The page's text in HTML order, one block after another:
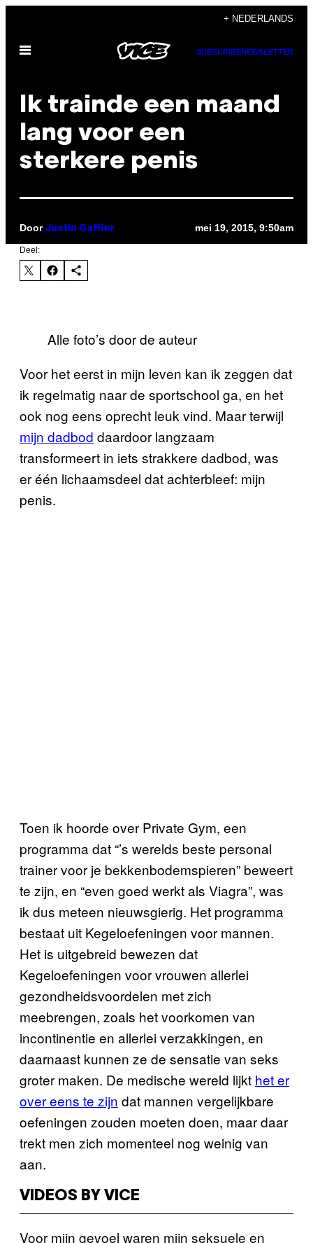
de
+ NEDERLANDS
Open
SUBSCRIBENEWSLETTER
Ik trainde een maand
lang voor een
sterkere penis
Door Justin Caffier mei 19, 2015, 9:50am
Deel:
Alle foto’s door de auteur
Voor het eerst in mijn leven kan ik zeggen dat
ik regelmatig naar de sportschool ga, en het
ook nog eens oprecht leuk vind. Maar terwijl
mijn dadbod daardoor langzaam
transformeert in iets strakkere dadbod, was
er één lichaamsdeel dat achterbleef: mijn
penis.
Toen ik hoorde over Private Gym, een
programma dat “’s werelds beste personal
trainer voor je bekkenbodemspieren” beweert
te zijn, en “even goed werkt als Viagra”, was
ik dus meteen nieuwsgierig. Het programma
bestaat uit Kegeloefeningen voor mannen.
Het is uitgebreid bewezen dat
Kegeloefeningen voor vrouwen allerlei
gezondheidsvoordelen met zich
meebrengen, zoals het voorkomen van
incontinentie en allerlei verzakkingen, en
daarnaast kunnen ze de sensatie van seks
groter maken. De medische wereld lijkt het er
over eens te zijn dat mannen vergelijkbare
oefeningen zouden moeten doen, maar daar
trekt men zich momenteel nog weinig van
aan.
VIDEOS BY VICE
Voor mijn gevoel waren mijn seksuele en